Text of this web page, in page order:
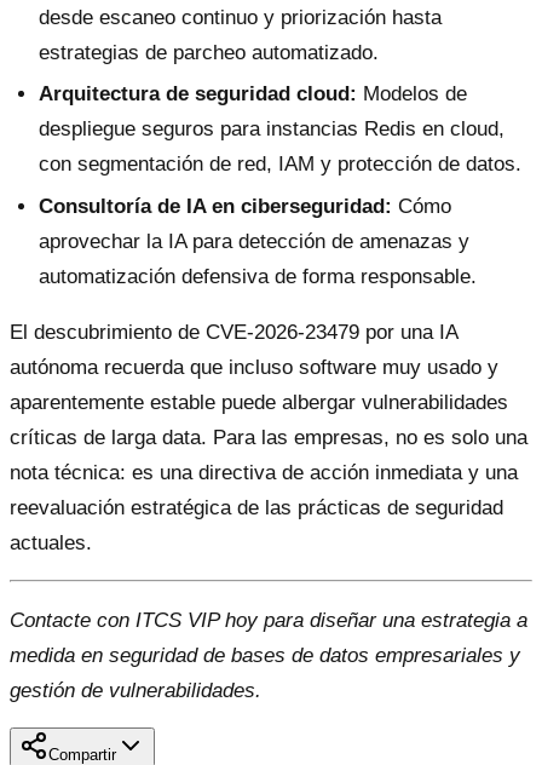
desde escaneo continuo y priorización hasta
estrategias de parcheo automatizado.
Arquitectura de seguridad cloud: Modelos de
despliegue seguros para instancias Redis en cloud,
con segmentación de red, IAM y protección de datos.
Consultoría de IA en ciberseguridad: Cómo
aprovechar la IA para detección de amenazas y
automatización defensiva de forma responsable.
El descubrimiento de CVE-2026-23479 por una IA
autónoma recuerda que incluso software muy usado y
aparentemente estable puede albergar vulnerabilidades
críticas de larga data. Para las empresas, no es solo una
nota técnica: es una directiva de acción inmediata y una
reevaluación estratégica de las prácticas de seguridad
actuales.
Contacte con ITCS VIP hoy para diseñar una estrategia a
medida en seguridad de bases de datos empresariales y
gestión de vulnerabilidades.
Compartir